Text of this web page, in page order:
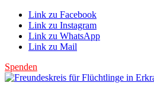
Link zu Facebook
Link zu Instagram
Link zu WhatsApp
Link zu Mail
Spenden